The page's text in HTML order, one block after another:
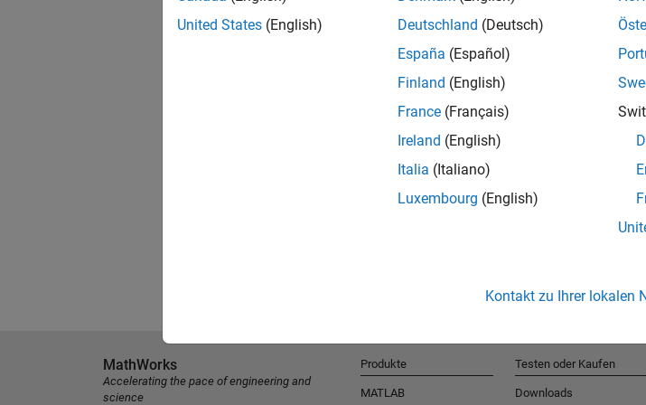
United States (English)
Deutschland (Deutsch)
España (Español)
Finland (English)
France (Français)
Ireland (English)
Italia (Italiano)
Luxembourg (English)
Kontakt zu Ihrer lokalen
MathWorks
Accelerating the pace of engineering and
science
Produkte
MATLAB
Testen oder Kaufen
Downloads